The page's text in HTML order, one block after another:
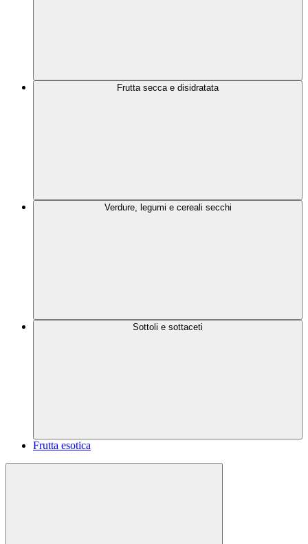
Frutta secca e disidratata
Verdure, legumi e cereali secchi
Sottoli e sottaceti
Frutta esotica